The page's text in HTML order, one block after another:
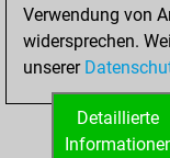
Verwendung von
widersprechen.
unserer
Detaillierte